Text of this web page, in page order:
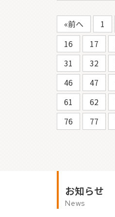
«前へ 1
16
17
31
32
46
47
61
62
76
77
お知らせ
News